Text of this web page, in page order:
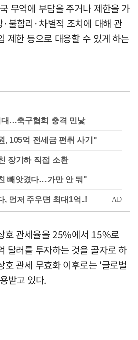
무역에 부담을 주거나 제한을 가
불합리·차별적 조치에 대해 관
제한 등으로 대응할 수 있게 하는
…축구협회 충격 민낯
, 105억 전세금 편취 사기"
장기하 직접 소환
빼앗겼다…가만 안 둬"
호 관세율을 25%에서 15%로
달러를 투자하는 것을 골자로 하
호 관세 무효화 이후로는 '글로벌
받고 있다.